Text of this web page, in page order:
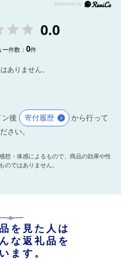
0.0
ー件数：0件
ありません。
ン後 寄付履歴
から行って
さい。
想・体感によるもので、商品の効果や性
のではありません。
を見た人は
な返礼品を
ます。